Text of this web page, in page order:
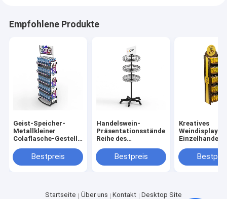
Empfohlene Produkte
Geist-Speicher-
Metallkleiner
Colaflasche-Gestell-
Getränk-
Präsentationsständer
Bestpreis
Handelswein-
Präsentationsständer
Reihe des
Runden-Bodens 3 für
Einzelhandelsgeschäfte
Bestpreis
Kreatives
Weindisplay
Einzelhandel,
Display für
Startseite Über uns Kontakt Desktop Site